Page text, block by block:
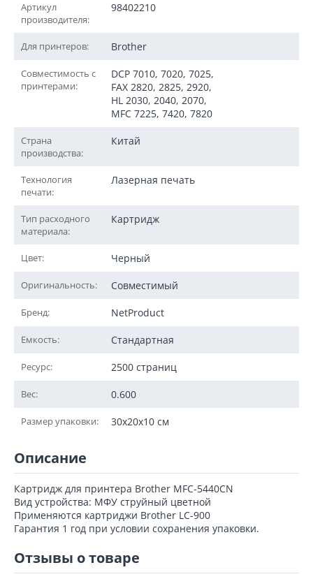
Артикул
производителя:
98402210
Для принтеров: Brother
Совместимость с
принтерами:
DCP 7010, 7020, 7025,
FAX 2820, 2825, 2920,
HL 2030, 2040, 2070,
MFC 7225, 7420, 7820
Страна
производства:
Китай
Технология
печати:
Лазерная печать
Тип расходного
материала:
Картридж
Цвет: Черный
Оригинальность: Совместимый
Бренд: NetProduct
Емкость: Стандартная
Ресурс: 2500 страниц
Вес: 0.600
Размер упаковки: 30x20x10 см
Описание
Картридж для принтера Brother MFC-5440CN
Вид устройства: МФУ струйный цветной
Применяются картриджи Brother LC-900
Гарантия 1 год при условии сохранения упаковки.
Отзывы о товаре